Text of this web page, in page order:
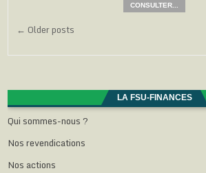
CONSULTER...
Navigation
des
← Older posts
LA FSU-FINANCES
Qui sommes-nous ?
Nos revendications
Nos actions